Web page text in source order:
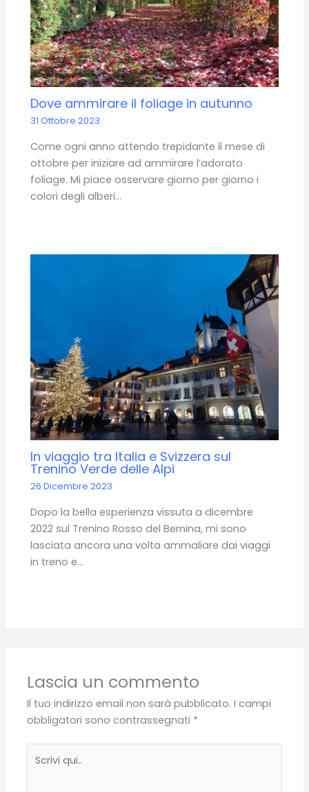
Dove ammirare il foliage in autunno
31 Ottobre 2023
Come ogni anno attendo trepidante il mese di
ottobre per iniziare ad ammirare l’adorato
foliage. Mi piace osservare giorno per giorno i
colori degli alberi…
In viaggio tra Italia e Svizzera sul
Trenino Verde delle Alpi
26 Dicembre 2023
Dopo la bella esperienza vissuta a dicembre
2022 sul Trenino Rosso del Bernina, mi sono
lasciata ancora una volta ammaliare dai viaggi
in treno e…
Lascia un commento
Il tuo indirizzo email non sarà pubblicato. I campi
obbligatori sono contrassegnati *
qui..